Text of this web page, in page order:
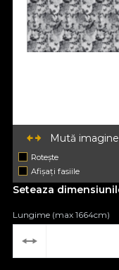
Mută
Rotește
Afișați fasiile
Seteaza
Lungime (max 1664cm)